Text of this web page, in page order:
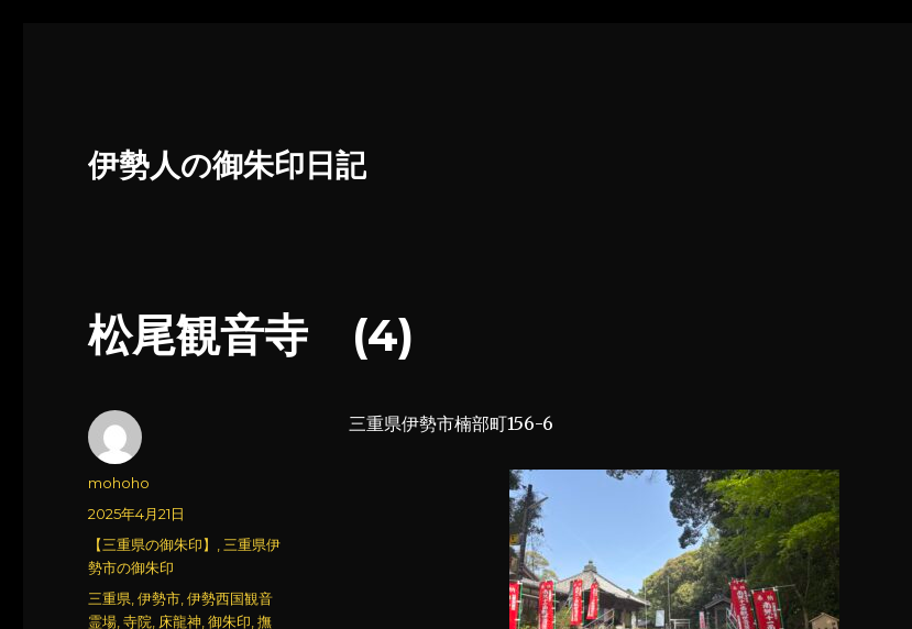
伊勢人の御朱印日記
松尾観音寺 (4)
三重県伊勢市楠部町156-6
投
mohoho
投
稿
日:
2025年4月21日
カ
テ
ゴ
リ
【三重県の御朱印】
三重県伊
勢市の御朱印
タ
グ
三重県 ,伊勢市 ,伊勢西国観音
霊場 ,寺院 床龍神 ,御朱印 ,撫